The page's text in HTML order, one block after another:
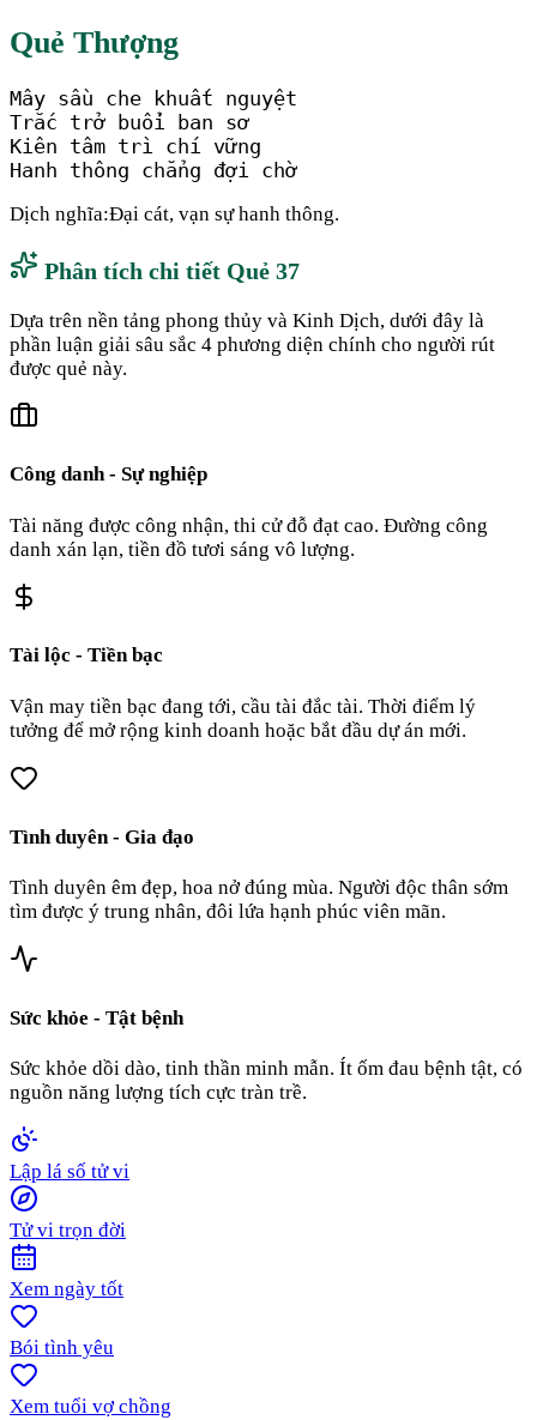
Quẻ Thượng
Mây sầu che khuất nguyệt
Trắc trở buổi ban sơ
Kiên tâm trì chí vững
Hanh thông chẳng đợi chờ
Dịch nghĩa:Đại cát, vạn sự hanh thông.
Phân tích chi tiết Quẻ 37
Dựa trên nền tảng phong thủy và Kinh Dịch, dưới đây là
phần luận giải sâu sắc 4 phương diện chính cho người rút
được quẻ này.
Công danh - Sự nghiệp
Tài năng được công nhận, thi cử đỗ đạt cao. Đường công
danh xán lạn, tiền đồ tươi sáng vô lượng.
Tài lộc - Tiền bạc
Vận may tiền bạc đang tới, cầu tài đắc tài. Thời điểm lý
tưởng để mở rộng kinh doanh hoặc bắt đầu dự án mới.
Tình duyên - Gia đạo
Tình duyên êm đẹp, hoa nở đúng mùa. Người độc thân sớm
tìm được ý trung nhân, đôi lứa hạnh phúc viên mãn.
Sức khỏe - Tật bệnh
Sức khỏe dồi dào, tinh thần minh mẫn. Ít ốm đau bệnh tật, có
nguồn năng lượng tích cực tràn trề.
Lập lá số tử vi
Tử vi trọn đời
Xem ngày tốt
Bói tình yêu
Xem tuổi vợ chồng